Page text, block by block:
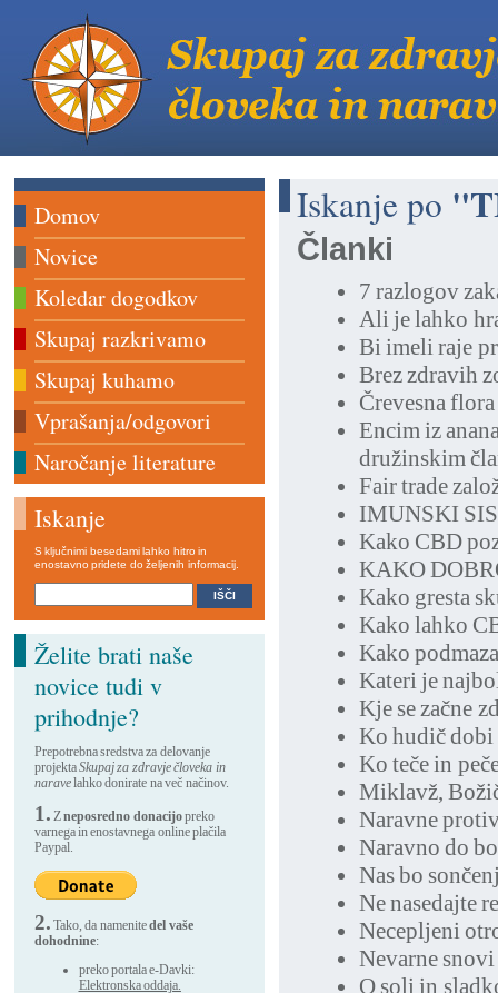
Iskanje po
Članki
7 razlogov
Ali je lahko
Bi imeli raje
Brez zdravih
Črevesna
Encim iz
družinskim
Fair trade
IMUNSKI
Kako CBD
KAKO
Kako gresta
Kako lahko
Kako
Kateri je
Kje se začne
Ko hudič dobi
Ko teče in
Miklavž,
Naravne
Naravno do
Nas bo
Ne nasedajte
Necepljeni
Nevarne
O soli in
Domov
Novice
Koledar dogodkov
Skupaj razkrivamo
Skupaj kuhamo
Vprašanja/odgovori
Naročanje literature
Iskanje
S ključnimi besedami lahko hitro in
enostavno pridete do željenih informacij.
Želite brati naše
novice tudi v
prihodnje?
Prepotrebna sredstva za delovanje
projektaSkupaj za zdravje človeka in
naravelahko donirate na več načinov.
1. Zneposredno donacijopreko
varnega in enostavnega online plačila
Paypal.
2. Tako, da namenitedel vaše
dohodnine:
preko portala e-Davki:
Elektronska oddaja.